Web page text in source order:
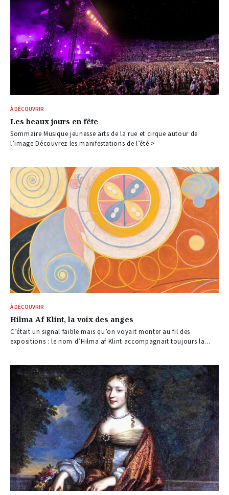
À DÉCOUVRIR
Les beaux jours en fête
Sommaire Musique jeunesse arts de la rue et cirque autour de
l’image Découvrez les manifestations de l’été >
À DÉCOUVRIR
Hilma Af Klint, la voix des anges
C’était un signal faible mais qu’on voyait monter au fil des
expositions : le nom d’Hilma af Klint accompagnait toujours la...